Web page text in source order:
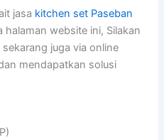
jasa kitchen set Paseban
website ini, Silakan
juga via online
mendapatkan solusi